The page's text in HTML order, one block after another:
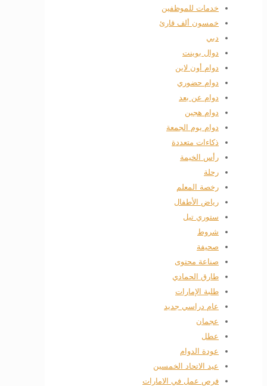
خدمات للموظفين
خمسون ألف قارئ
دبي
دوال بوينت
دوام أون لاين
دوام حضوري
دوام عن بعد
دوام هجين
دوام يوم الجمعة
ذكاءات متعددة
رأس الخيمة
رحلة
رخصة المعلم
رياض الأطفال
ستوري تيل
شروط
صحيفة
صناعة محتوى
طارق الحمادي
طلبة الإمارات
عام دراسي جديد
عجمان
عطل
عودة الدوام
عيد الاتحاد الخمسين
فرص عمل في الامارات